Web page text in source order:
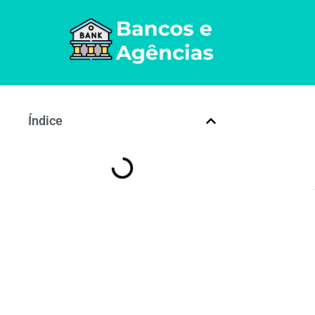
Índice